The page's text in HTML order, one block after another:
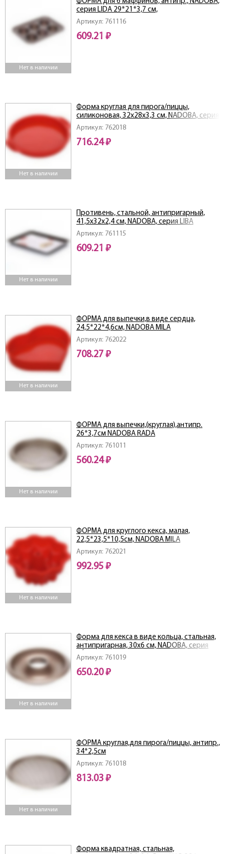
Нет в наличии
Артикул: 761116
серия LIDA 29*21*3,7 см,
609.21 ₽
Нет в наличии
Артикул: 762018
Форма круглая для пирога/пиццы,
силиконовая, 32x28x3,3 см, NADOBA, серия
MILA
716.24 ₽
Нет в наличии
Артикул: 761115
Противень, стальной, антипригарный,
41,5х32х2,4 см, NADOBA, серия LIBA
609.21 ₽
Нет в наличии
Артикул: 762022
ФОРМА для выпечки,в виде сердца,
24,5*22*4,6см, NADOBA MILA
708.27 ₽
Нет в наличии
Артикул: 761011
ФОРМА для выпечки,(круглая),антипр.
26*3,7см NADOBA RADA
560.24 ₽
Нет в наличии
Артикул: 762021
ФОРМА для круглого кекса, малая,
22,5*23,5*10,5см, NADOBA MILA
992.95 ₽
Нет в наличии
Артикул: 761019
Форма для кекса в виде кольца, стальная,
антипригарная, 30x6 см, NADOBA, серия
RÁDA
650.20 ₽
Нет в наличии
Артикул: 761018
ФОРМА круглая,для пирога/пиццы, антипр.,
34*2,5см
813.03 ₽
Форма квадратная, стальная,